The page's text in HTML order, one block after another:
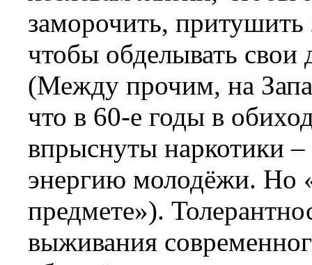
заморочить, притушить
чтобы обделывать свои
(Между прочим, на
что в 60-е годы в
впрыснуты наркотики
энергию молодёжи. Но
предмете»).
выживания